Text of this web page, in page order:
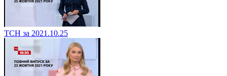
ТСН за 2021.10.25